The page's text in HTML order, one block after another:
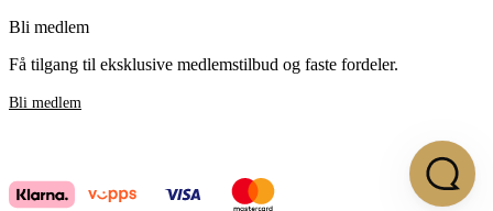
Bli medlem
Få tilgang til eksklusive medlemstilbud og faste fordeler.
Bli medlem